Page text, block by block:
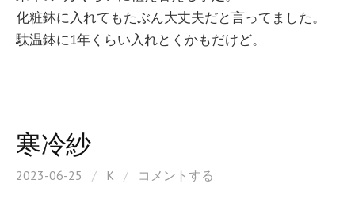
化粧鉢に入れてもたぶん大丈夫だと言ってました。
駄温鉢に1年くらい入れとくかもだけど。
寒冷紗
2023-06-25 / K / コメントする